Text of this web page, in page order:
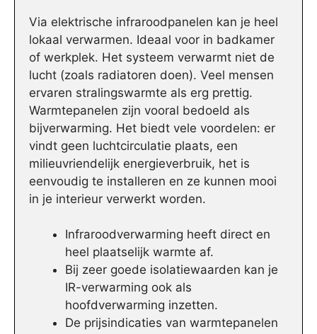
Via elektrische infraroodpanelen kan je heel
lokaal verwarmen. Ideaal voor in badkamer
of werkplek. Het systeem verwarmt niet de
lucht (zoals radiatoren doen). Veel mensen
ervaren stralingswarmte als erg prettig.
Warmtepanelen zijn vooral bedoeld als
bijverwarming. Het biedt vele voordelen: er
vindt geen luchtcirculatie plaats, een
milieuvriendelijk energieverbruik, het is
eenvoudig te installeren en ze kunnen mooi
in je interieur verwerkt worden.
Infraroodverwarming heeft direct en
heel plaatselijk warmte af.
Bij zeer goede isolatiewaarden kan je
IR-verwarming ook als
hoofdverwarming inzetten.
De prijsindicaties van warmtepanelen